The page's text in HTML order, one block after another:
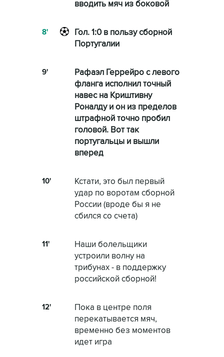
вводить мяч из боковой
8'
Гол. 1:0 в пользу сборной
Португалии
9'
Рафаэл Геррейро с левого
фланга исполнил точный
навес на Криштивну
Роналду и он из пределов
штрафной точно пробил
головой. Вот так
португальцы и вышли
вперед
10'
Кстати, это был первый
удар по воротам сборной
России (вроде бы я не
сбился со счета)
11'
Наши болельщики
устроили волну на
трибунах - в поддержку
российской сборной!
12'
Пока в центре поля
перекатывается мяч,
временно без моментов
идет игра